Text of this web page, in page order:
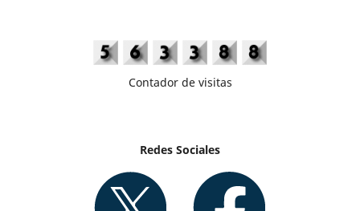
Contador de visitas
Redes Sociales